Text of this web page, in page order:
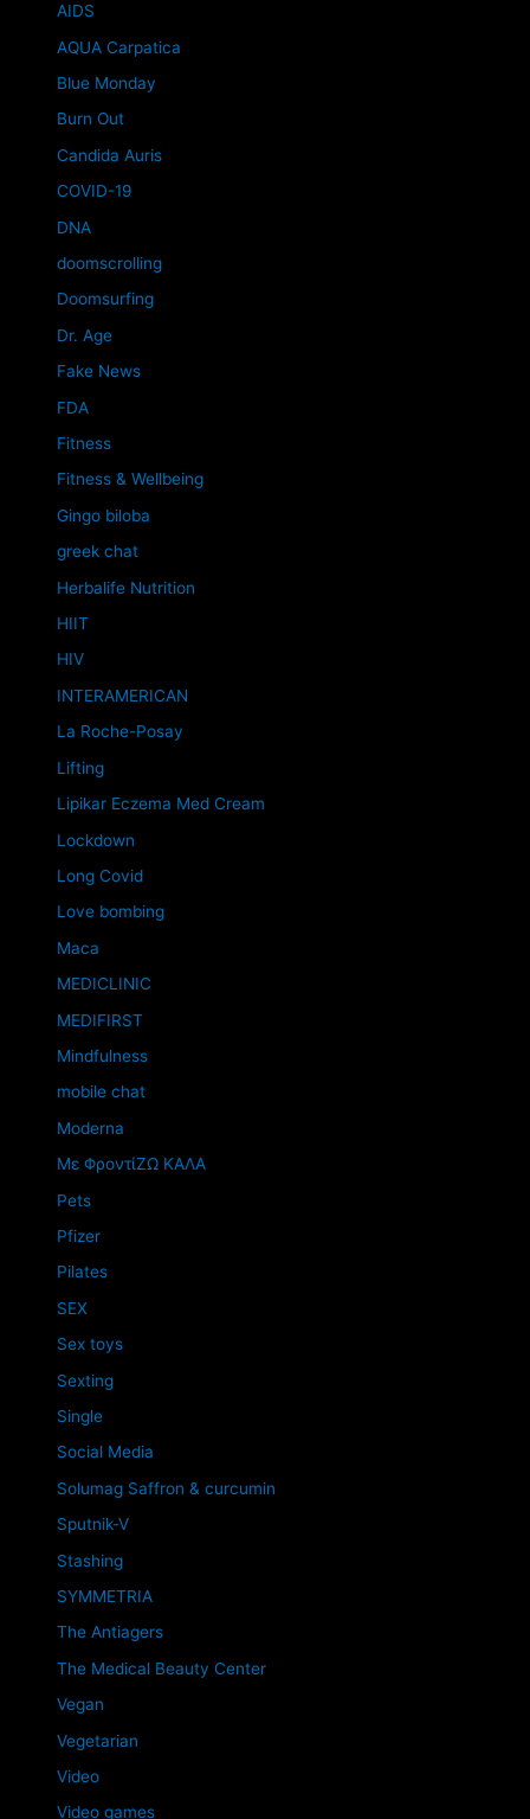
AIDS
AQUA Carpatica
Blue Monday
Burn Out
Candida Auris
COVID-19
DNA
doomscrolling
Doomsurfing
Dr. Age
Fake News
FDA
Fitness
Fitness & Wellbeing
Gingo biloba
greek chat
Herbalife Nutrition
HIIT
HIV
INTERAMERICAN
La Roche-Posay
Lifting
Lipikar Eczema Med Cream
Lockdown
Long Covid
Love bombing
Maca
MEDICLINIC
MEDIFIRST
Mindfulness
mobile chat
Moderna
Mε ΦροντίΖΩ ΚΑΛΑ
Pets
Pfizer
Pilates
SEX
Sex toys
Sexting
Single
Social Media
Solumag Saffron & curcumin
Sputnik-V
Stashing
SYMMETRIA
The Antiagers
The Medical Beauty Center
Vegan
Vegetarian
Video
Video games